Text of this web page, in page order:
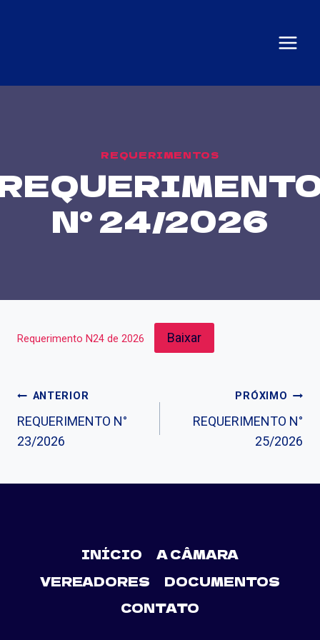
REQUERIMENTOS
N° 24/2026
Requerimento N24 de 2026 Baixar
ANTERIOR
REQUERIMENTO N°
23/2026
PRÓXIMO
REQUERIMENTO N°
25/2026
INÍCIO
A CÂMARA
VEREADORES
DOCUMENTOS
CONTATO